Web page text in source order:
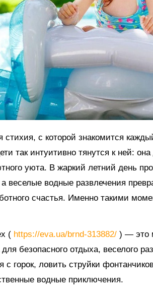
с которой знакомится
так интуитивно тянутся к ней:
уюта. В жаркий летний день
а веселые водные развлечения
счастья. Именно такими
( https://eva.ua/brnd-313882/ ) — это
безопасного отдыха, веселого
с горок, ловить струйки
водные приключения.